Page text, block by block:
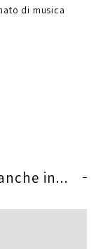
di musica
in...